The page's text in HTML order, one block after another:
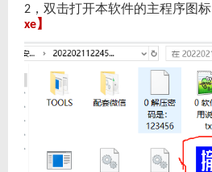
2 ，双击打开本软件的主程序图标
xe】